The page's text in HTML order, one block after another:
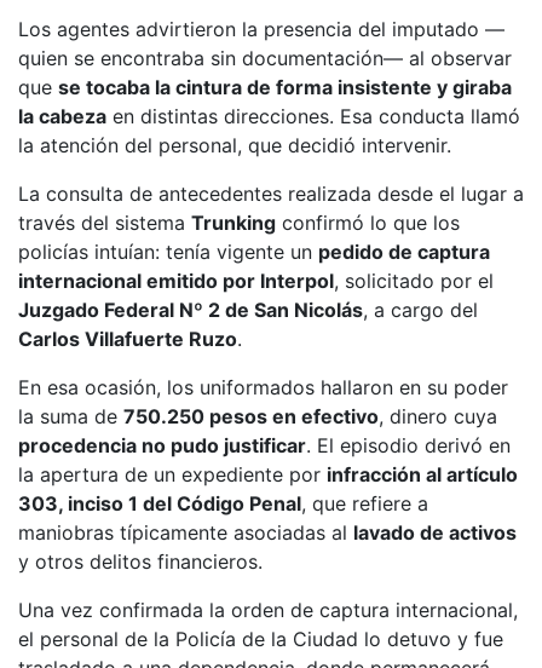
Los agentes advirtieron la presencia del imputado —
quien se encontraba sin documentación— al observar
que se tocaba la cintura de forma insistente y giraba
la cabeza en distintas direcciones. Esa conducta llamó
la atención del personal, que decidió intervenir.
La consulta de antecedentes realizada desde el lugar a
través del sistema Trunking confirmó lo que los
policías intuían: tenía vigente un pedido de captura
internacional emitido por Interpol, solicitado por el
Juzgado Federal Nº 2 de San Nicolás, a cargo del
Carlos Villafuerte Ruzo.
En esa ocasión, los uniformados hallaron en su poder
la suma de 750.250 pesos en efectivo, dinero cuya
procedencia no pudo justificar. El episodio derivó en
la apertura de un expediente por infracción al artículo
303, inciso 1 del Código Penal, que refiere a
maniobras típicamente asociadas al lavado de activos
y otros delitos financieros.
Una vez confirmada la orden de captura internacional,
el personal de la Policía de la Ciudad lo detuvo y fue